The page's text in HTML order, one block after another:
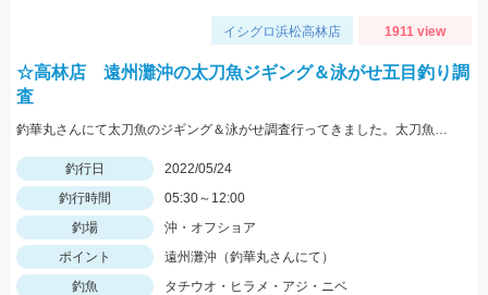
イシグロ浜松高林店 1911 view
☆高林店 遠州灘沖の太刀魚ジギング＆泳がせ五目釣り調
査
釣華丸さんにて太刀魚のジギング＆泳がせ調査行ってきました。太刀魚はまだ少し早かった感じですが良型も出ました！
釣行日
2022/05/24
釣行時間
05:30～12:00
釣場
沖・オフショア
ポイント
遠州灘沖（釣華丸さんにて）
釣魚
タチウオ・ヒラメ・アジ・ニベ